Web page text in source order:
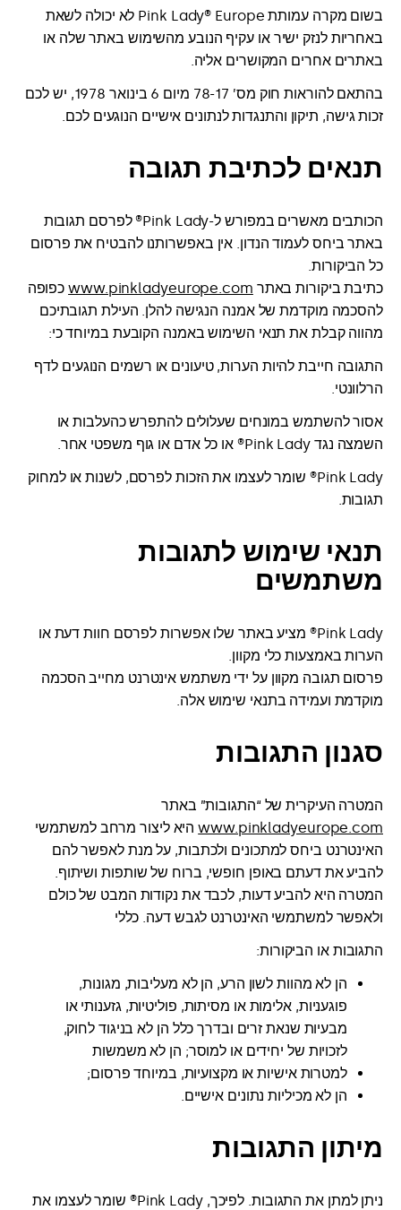
בשום מקרה עמותת Pink Lady® Europe לא יכולה לשאת
באחריות לנזק ישיר או עקיף הנובע מהשימוש באתר שלה או
באתרים אחרים המקושרים אליה.
בהתאם להוראות חוק מס’ 78-17 מיום 6 בינואר 1978, יש לכם
זכות גישה, תיקון והתנגדות לנתונים אישיים הנוגעים לכם.
תנאים לכתיבת תגובה
הכותבים מאשרים במפורש ל-Pink Lady® לפרסם תגובות
באתר ביחס לעמוד הנדון. אין באפשרותנו להבטיח את פרסום
כל הביקורות.
כתיבת ביקורות באתר www.pinkladyeurope.comכפופה
להסכמה מוקדמת של אמנה הנגישה להלן. העילת תגובתיכם
מהווה קבלת את תנאי השימוש באמנה הקובעת במיוחד כי:
התגובה חייבת להיות הערות, טיעונים או רשמים הנוגעים לדף
הרלוונטי.
אסור להשתמש במונחים שעלולים להתפרש כהעלבות או
השמצה נגד Pink Lady® או כל אדם או גוף משפטי אחר.
Pink Lady® שומר לעצמו את הזכות לפרסם, לשנות או למחוק
תגובות.
תנאי שימוש לתגובות
משתמשים
Pink Lady® מציע באתר שלו אפשרות לפרסם חוות דעת או
הערות באמצעות כלי מקוון.
פרסום תגובה מקוון על ידי משתמש אינטרנט מחייב הסכמה
מוקדמת ועמידה בתנאי שימוש אלה.
סגנון התגובות
המטרה העיקרית של “התגובות” באתר
www.pinkladyeurope.comהיא ליצור מרחב למשתמשי
האינטרנט ביחס למתכונים ולכתבות, על מנת לאפשר להם
להביע את דעתם באופן חופשי, ברוח של שותפות ושיתוף.
המטרה היא להביע דעות, לכבד את נקודות המבט של כולם
ולאפשר למשתמשי האינטרנט לגבש דעה. כללי
התגובות או הביקורות:
הן לא מהוות לשון הרע, הן לא מעליבות, מגונות,
פוגעניות, אלימות או מסיתות, פוליטיות, גזענותי או
מבעיות שנאת זרים ובדרך כלל הן לא בניגוד לחוק,
לזכויות של יחידים או למוסר; הן לא משמשות
למטרות אישיות או מקצועיות, במיוחד פרסום;
הן לא מכיליות נתונים אישיים.
מיתון התגובות
ניתן למתן את התגובות. לפיכך, Pink Lady® שומר לעצמו את